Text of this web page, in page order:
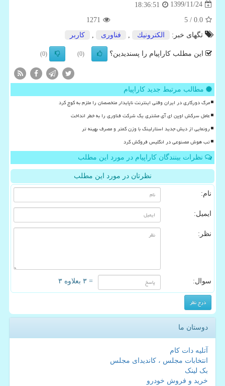
1399/11/24
18:36:51
0.0
/ 5
1271
تگهای خبر:
الكترونیك فناوری كاربر
این مطلب کاراپیام را پسندیدین؟ (0)
(0)
مطالب مرتبط جدید کاراپیام
مرگ دورکاری در ایران وقتی اینترنت ناپایدار متخصصان را ملزم به کوچ کرد
عامل سرکش اوپن ای آی مشتری یک شرکت فناوری را به خطر انداخت
رونمایی از دیش جدید استارلینک با وزن کمتر و مصرف بهینه تر
تب هوش مصنوعی در انگلیس فروکش کرد
نظرات بینندگان کاراپیام در مورد این مطلب
نظرتان در مورد این مطلب
نام:
ایمیل:
نظر:
سوال: = ۳ بعلاوه ۳
دوستان ما
آتلیه دات کام
انتخابات مجلس ، کاندیدای مجلس
بک لینک
خرید و فروش خودرو